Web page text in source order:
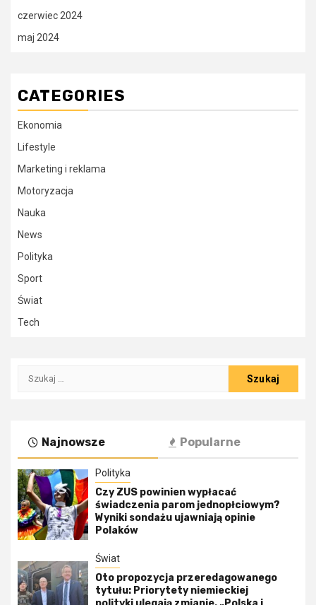
czerwiec 2024
maj 2024
CATEGORIES
Ekonomia
Lifestyle
Marketing i reklama
Motoryzacja
Nauka
News
Polityka
Sport
Świat
Tech
Szukaj:
Najnowsze Popularne
Polityka
Czy ZUS powinien wypłacać
świadczenia parom jednopłciowym?
Wyniki sondażu ujawniają opinie
Polaków
Świat
Oto propozycja przeredagowanego
tytułu: Priorytety niemieckiej